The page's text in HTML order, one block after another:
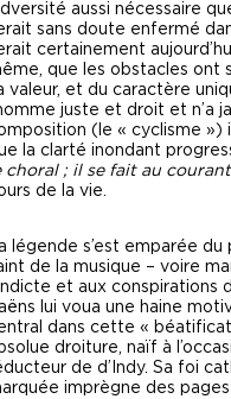
aussi nécessaire
sans doute enfermé
certainement
que les obstacles ont
valeur, et du caractère
juste et droit et n’a
(le « cyclisme »)
la clarté inondant
choral ; il se fait au
de la vie.
légende s’est emparée
de la musique – voire
et aux conspirations
lui voua une haine
dans cette «
droiture, naïf à
de d’Indy. Sa foi
imprègne des